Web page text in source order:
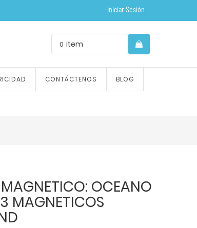
Iniciar Sesión
0 item
CONTÁCTENOS BLOG
OCEANO
MAGNETICOS